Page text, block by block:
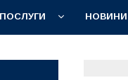
НОВИНИ